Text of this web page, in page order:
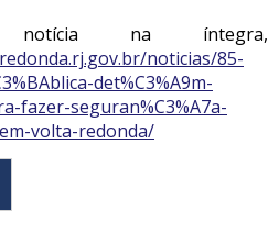
na íntegra,
noticias/85-
det%C3%A9m-
fazer-seguran%C3%A7a-
volta-redonda/